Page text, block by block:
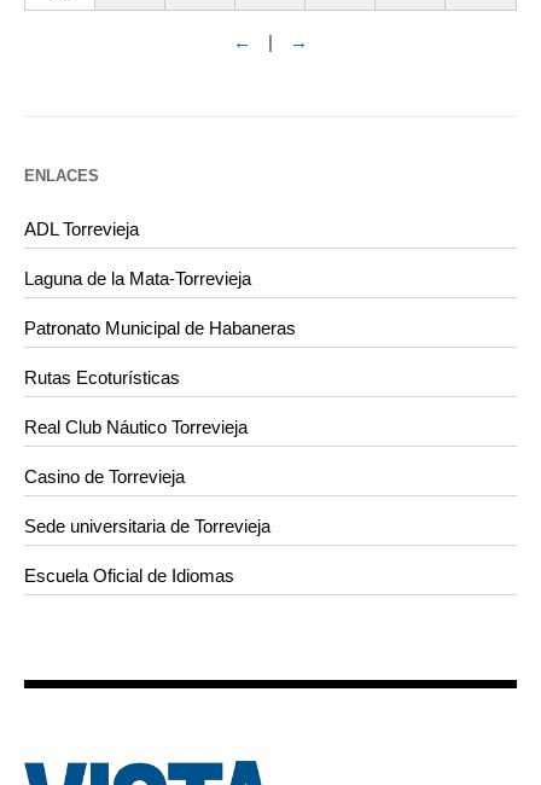
← | →
ENLACES
ADL Torrevieja
Laguna de la Mata-Torrevieja
Patronato Municipal de Habaneras
Rutas Ecoturísticas
Real Club Náutico Torrevieja
Casino de Torrevieja
Sede universitaria de Torrevieja
Escuela Oficial de Idiomas